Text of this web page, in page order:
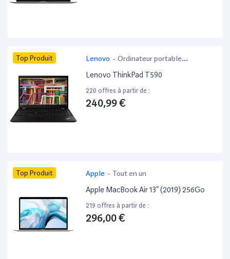
Top Produit Lenovo - Ordinateur portable
bureautique
Lenovo ThinkPad T590
220 offres à partir de :
240,99 €
Top Produit Apple - Tout en un
Apple MacBook Air 13” (2019) 256Go
219 offres à partir de :
296,00 €